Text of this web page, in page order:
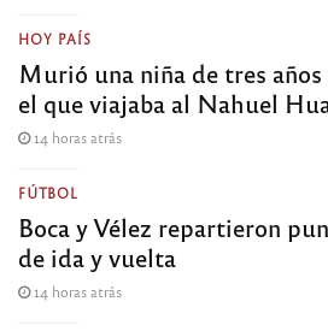
HOY PAÍS
Murió una niña de tres
el que viajaba al Nahuel
14 horas atrás
FÚTBOL
Boca y Vélez repartieron
de ida y vuelta
14 horas atrás